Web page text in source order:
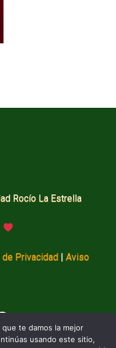
Rocío La Estrella
Privacidad | Aviso
te damos la mejor
usando este sitio,